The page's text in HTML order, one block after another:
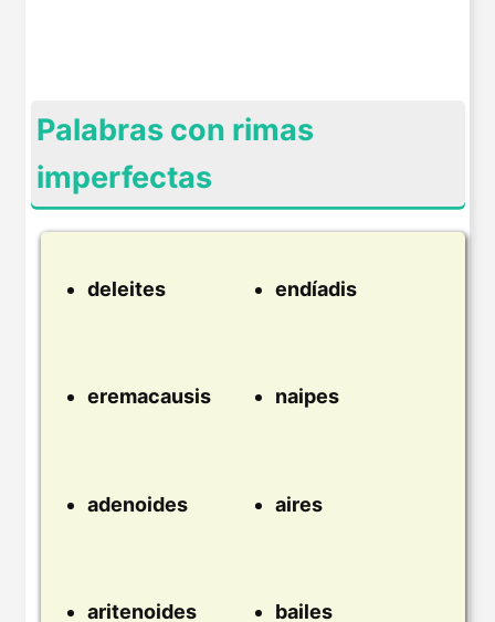
Palabras con rimas
imperfectas
deleites endíadis
eremacausis naipes
adenoides aires
aritenoides bailes